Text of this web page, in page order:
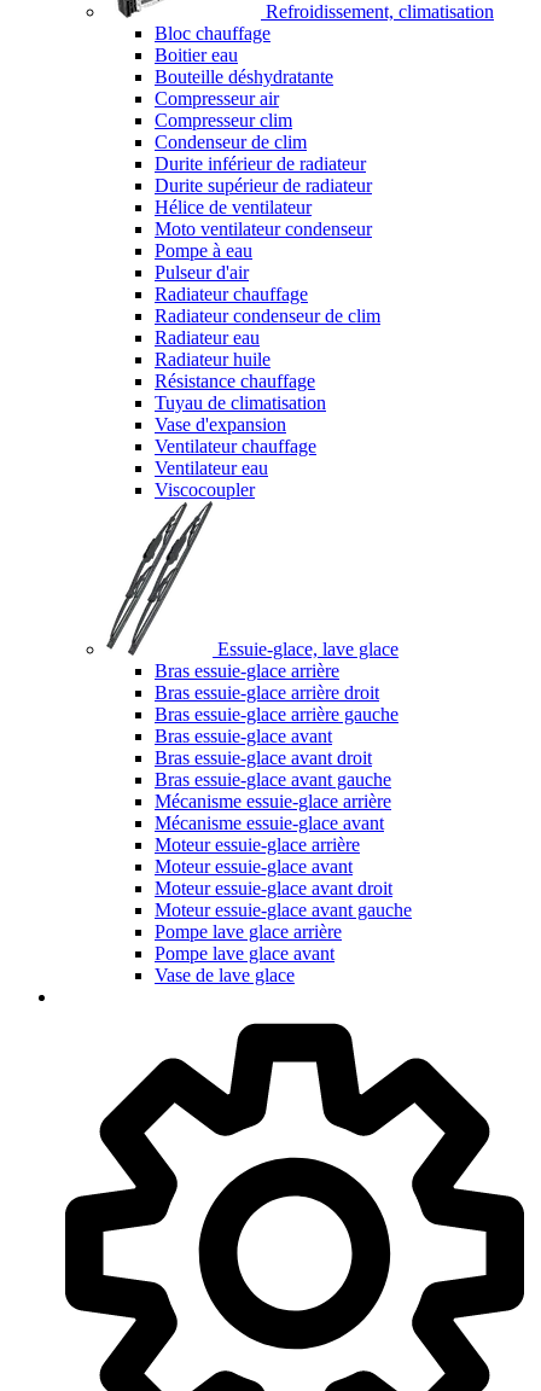
Refroidissement, climatisation
Bloc chauffage
Boitier eau
Bouteille déshydratante
Compresseur air
Compresseur clim
Condenseur de clim
Durite inférieur de radiateur
Durite supérieur de radiateur
Hélice de ventilateur
Moto ventilateur condenseur
Pompe à eau
Pulseur d'air
Radiateur chauffage
Radiateur condenseur de clim
Radiateur eau
Radiateur huile
Résistance chauffage
Tuyau de climatisation
Vase d'expansion
Ventilateur chauffage
Ventilateur eau
Viscocoupler
Essuie-glace, lave glace
Bras essuie-glace arrière
Bras essuie-glace arrière droit
Bras essuie-glace arrière gauche
Bras essuie-glace avant
Bras essuie-glace avant droit
Bras essuie-glace avant gauche
Mécanisme essuie-glace arrière
Mécanisme essuie-glace avant
Moteur essuie-glace arrière
Moteur essuie-glace avant
Moteur essuie-glace avant droit
Moteur essuie-glace avant gauche
Pompe lave glace arrière
Pompe lave glace avant
Vase de lave glace